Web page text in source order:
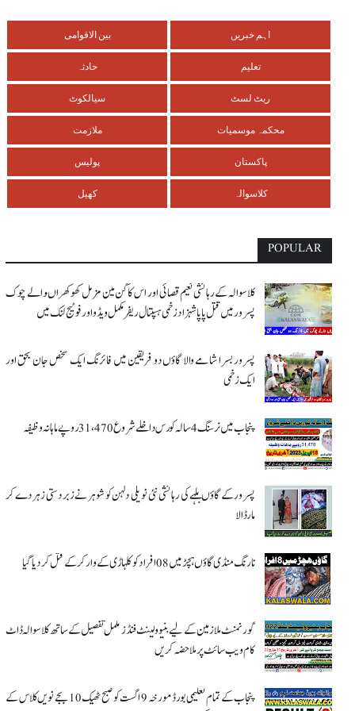
اہم خبریں بین الاقوامی
تعلیم حادثہ
ریٹ لسٹ سیالکوٹ
محکمہ موسمیات ملازمت
پاکستان پولیس
کلاسوالہ کھیل
POPULAR
کلاسوالہ کے رہائشی نعیم قصائی اور اس کاگن مین مزمل کھوکھراںوالے چوک
پسرور میں قتل پاپا شہزاد زخمی ہسپتال ریفر مکمل ویڈو اور فوٹیج لنک میں
پسرور بسرا شامے والا گاؤں دو فریقین میں فائرنگ ایک شخص جان بحق اور
ایک زخمی
پنجاب میں نرسنگ 4 سالہ کورس داخلے شروع 31،470 روپے ماہانہ وظیفہ
پسرور کے گاؤں بلہے کی رہائشی نئی نویلی دلہن کو شوہر نے زبردستی زہر دے کر
مار ڈالا
نارنگ منڈی گاؤں ہچڑ میں 08 افراد کو کلہاڑی کے وار کر کے قتل کر دیا گیا
گورنمنٹ ملازمین کے لیے بنیوولینٹ فنڈز مکمل تفصیل کے ساتھ کلاسوالہ ڈاٹ
کام ویب سائٹ پر ملاحضہ کریں
پنجاب کے تمام تعلیمی بورڈ مورخہ 9 اگست کو صبح ٹھیک 10 بجے نویں کلاس کے